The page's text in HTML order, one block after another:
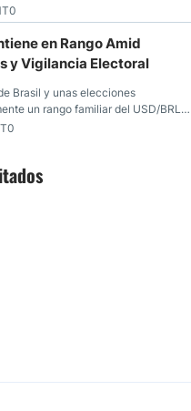
en Rango Amid
y Vigilancia Electoral
Brasil y unas elecciones
un rango familiar del USD/BRL.
de Brasil y unas elecciones
un rango familiar del USD/BRL.
continuación.